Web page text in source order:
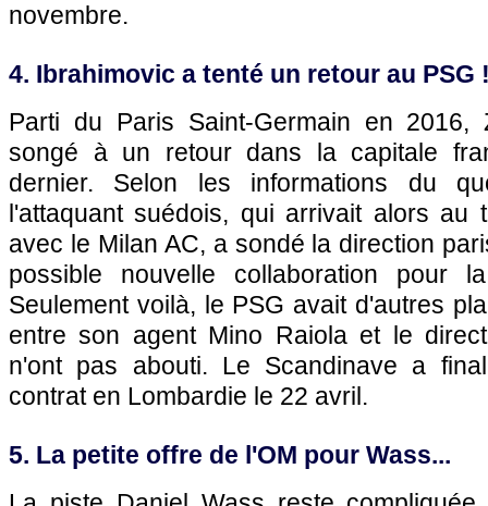
novembre.
4. Ibrahimovic a tenté un retour au PSG
Parti du Paris Saint-Germain en 2016,
songé à un retour dans la capitale
dernier. Selon les informations du
l'attaquant suédois, qui arrivait alors au
avec le Milan AC, a sondé la direction
possible nouvelle collaboration pour
Seulement voilà, le PSG avait d'autres
entre son agent Mino Raiola et le
n'ont pas abouti. Le Scandinave a
contrat en Lombardie le 22 avril.
5. La petite offre de l'OM pour Wass...